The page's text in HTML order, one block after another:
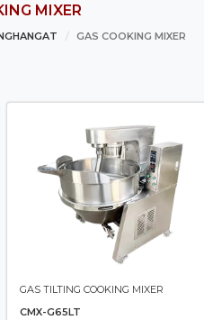
MIXER
GAS COOKING MIXER
GAS TILTING COOKING MIXER
CMX-G65LT